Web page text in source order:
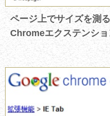
ページ上でサイズを測
Chromeエクステンシ